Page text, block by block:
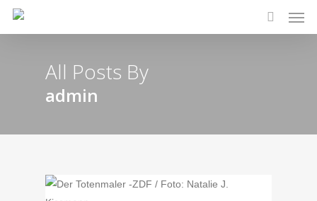
Skip
search
All Posts By
admin